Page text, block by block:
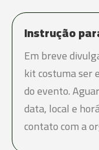
Instrução
Em breve
kit costuma ser
do evento.
data, local e
contato com a